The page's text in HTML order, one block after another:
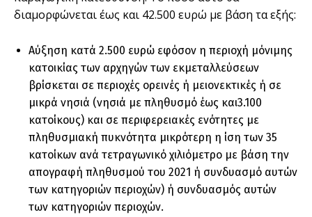
διαµορφώνεται έως και 42.500 ευρώ µε βάση τα εξής:
Αύξηση κατά 2.500 ευρώ εφόσον η περιοχή µόνιµης
κατοικίας των αρχηγών των εκµεταλλεύσεων
βρίσκεται σε περιοχές ορεινές ή µειονεκτικές ή σε
µικρά νησιά (νησιά µε πληθυσµό έως και3.100
κατοίκους) και σε περιφερειακές ενότητες µε
πληθυσµιακή πυκνότητα µικρότερη η ίση των 35
κατοίκων ανά τετραγωνικό χιλιόµετρο µε βάση την
απογραφή πληθυσµού του 2021 ή συνδυασµό αυτών
των κατηγοριών περιοχών) ή συνδυασµός αυτών
των κατηγοριών περιοχών.